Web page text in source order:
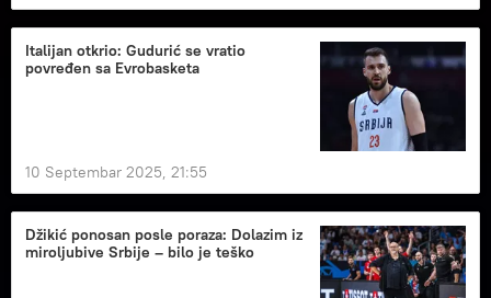
Italijan otkrio: Gudurić se vratio
povređen sa Evrobasketa
10 Septembar 2025, 21:55
Džikić ponosan posle poraza: Dolazim iz
miroljubive Srbije – bilo je teško